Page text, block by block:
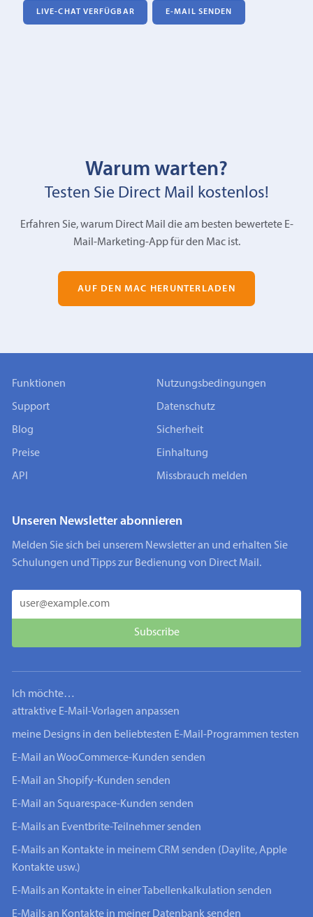
LIVE-CHAT VERFÜGBAR E‑MAIL SENDEN
Warum warten?
Testen Sie Direct Mail kostenlos!
Erfahren Sie, warum Direct Mail die am besten bewertete E-
Mail-Marketing-App für den Mac ist.
AUF DEN MAC HERUNTERLADEN
Funktionen
Support
Blog
Preise
API
Nutzungsbedingungen
Datenschutz
Sicherheit
Einhaltung
Missbrauch melden
Unseren Newsletter abonnieren
Melden Sie sich bei unserem Newsletter an und erhalten Sie
Schulungen und Tipps zur Bedienung von Direct Mail.
Ich möchte…
attraktive E-Mail-Vorlagen anpassen
meine Designs in den beliebtesten E-Mail-Programmen testen
E-Mail an WooCommerce-Kunden senden
E-Mail an Shopify-Kunden senden
E-Mail an Squarespace-Kunden senden
E-Mails an Eventbrite-Teilnehmer senden
E-Mails an Kontakte in meinem CRM senden (Daylite, Apple
Kontakte usw.)
E-Mails an Kontakte in einer Tabellenkalkulation senden
E-Mails an Kontakte in meiner Datenbank senden